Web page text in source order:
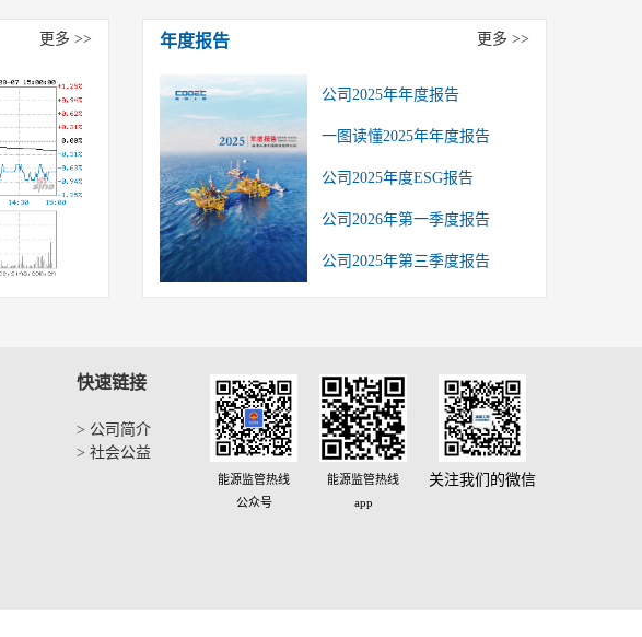
更多 >> 年度报告 更多 >>
公司2025年年度报告
一图读懂2025年年度报告
公司2025年度ESG报告
公司2026年第一季度报告
公司2025年第三季度报告
快速链接
> 公司简介
> 社会公益
能源监管热线
公众号
能源监管热线
app
关注我们的微信